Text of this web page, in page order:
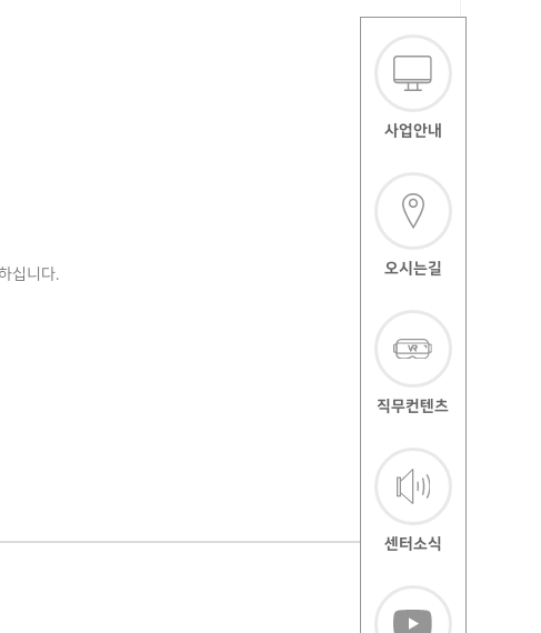
사업안내
오시는길
직무컨텐츠
센터소식
십니다.